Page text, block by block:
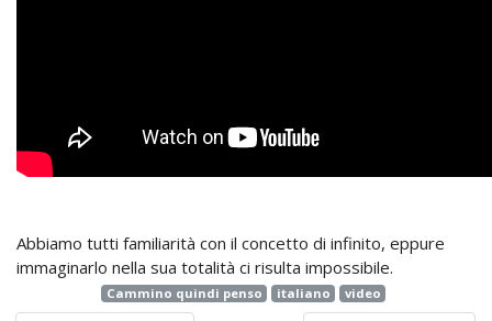
Abbiamo tutti familiarità con il concetto di infinito, eppure
immaginarlo nella sua totalità ci risulta impossibile.
Cammino quindi penso italiano video